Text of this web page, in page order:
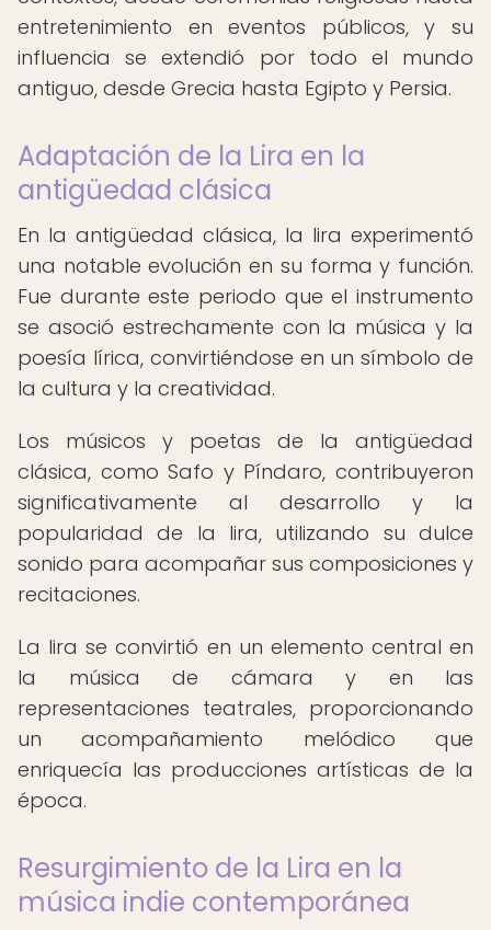
entretenimiento en eventos públicos, y su
influencia se extendió por todo el mundo
antiguo, desde Grecia hasta Egipto y Persia.
Adaptación de la Lira en la
antigüedad clásica
En la antigüedad clásica, la lira experimentó
una notable evolución en su forma y función.
Fue durante este periodo que el instrumento
se asoció estrechamente con la música y la
poesía lírica, convirtiéndose en un símbolo de
la cultura y la creatividad.
Los músicos y poetas de la antigüedad
clásica, como Safo y Píndaro, contribuyeron
significativamente al desarrollo y la
popularidad de la lira, utilizando su dulce
sonido para acompañar sus composiciones y
recitaciones.
La lira se convirtió en un elemento central en
la música de cámara y en las
representaciones teatrales, proporcionando
un acompañamiento melódico que
enriquecía las producciones artísticas de la
época.
Resurgimiento de la Lira en la
música indie contemporánea